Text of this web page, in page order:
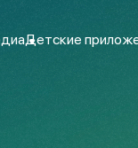
Детские